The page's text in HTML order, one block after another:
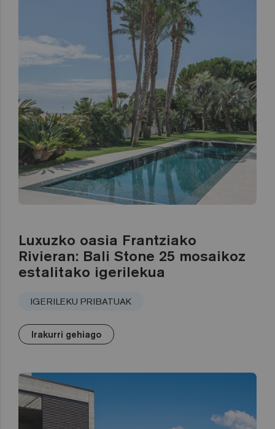
Luxuzko oasia Frantziako
Rivieran: Bali Stone 25 mosaikoz
estalitako igerilekua
IGERILEKU PRIBATUAK
Irakurri gehiago